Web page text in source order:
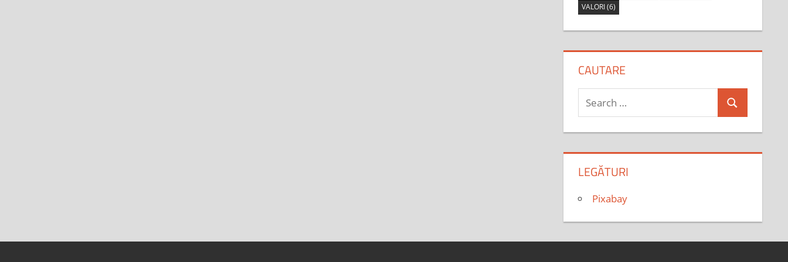
VALORI(6)
CAUTARE
Search
for:
Search
LEGĂTURI
Pixabay